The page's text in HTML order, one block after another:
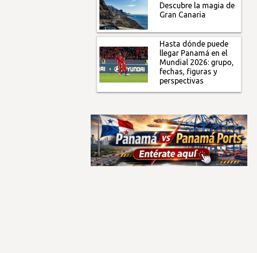
Descubre la magia de
Gran Canaria
Hasta dónde puede
llegar Panamá en el
Mundial 2026: grupo,
fechas, figuras y
perspectivas